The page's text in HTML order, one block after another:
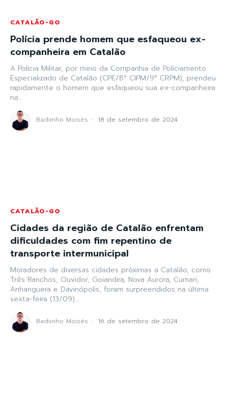
CATALÃO-GO
Polícia prende homem que esfaqueou ex-
companheira em Catalão
A Polícia Militar, por meio da Companhia de Policiamento
Especializado de Catalão (CPE/8° CIPM/9° CRPM), prendeu
rapidamente o homem que esfaqueou sua ex-companheira
na...
Badiinho Moisés - 18 de setembro de 2024
CATALÃO-GO
Cidades da região de Catalão enfrentam
dificuldades com fim repentino de
transporte intermunicipal
Moradores de diversas cidades próximas a Catalão, como
Três Ranchos, Ouvidor, Goiandira, Nova Aurora, Cumari,
Anhanguera e Davinópolis, foram surpreendidos na última
sexta-feira (13/09)...
Badiinho Moisés - 16 de setembro de 2024